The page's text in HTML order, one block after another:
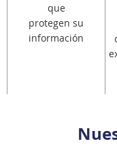
que
protegen su
información